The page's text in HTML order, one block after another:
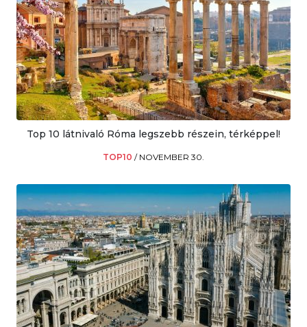
Top 10 látnivaló Róma legszebb részein, térképpel!
TOP10 / NOVEMBER 30.